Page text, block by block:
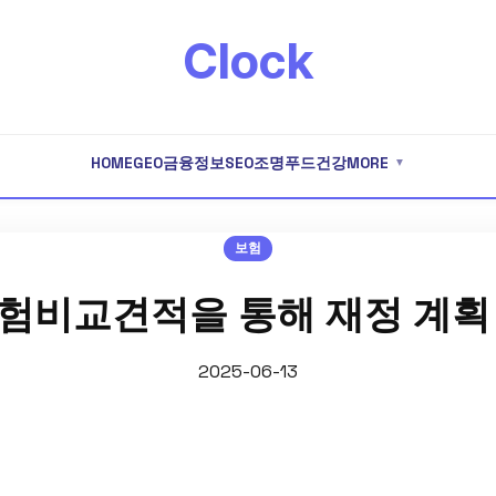
Clock
HOMEGEO금융정보SEO조명푸드건강MORE ▼
보험
비교견적을 통해 재정 계
2025-06-13